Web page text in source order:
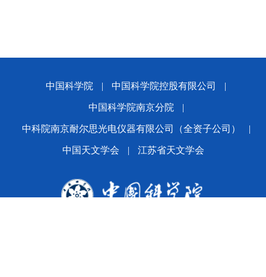
中国科学院 | 中国科学院控股有限公司 |
中国科学院南京分院 |
中科院南京耐尔思光电仪器有限公司（全资子公司） |
中国天文学会 | 江苏省天文学会